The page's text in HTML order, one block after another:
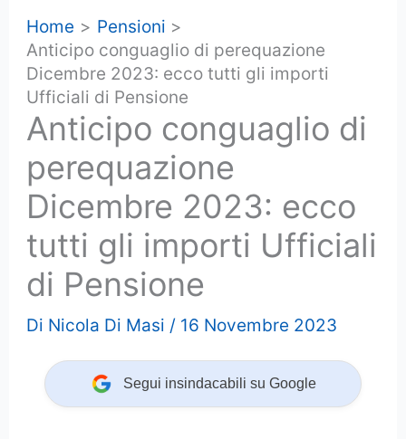
Home
Pensioni
Anticipo conguaglio di perequazione
Dicembre 2023: ecco tutti gli importi
Ufficiali di Pensione
Anticipo conguaglio di
perequazione
Dicembre 2023: ecco
tutti gli importi Ufficiali
di Pensione
Di Nicola Di Masi / 16 Novembre 2023
Segui insindacabili su Google